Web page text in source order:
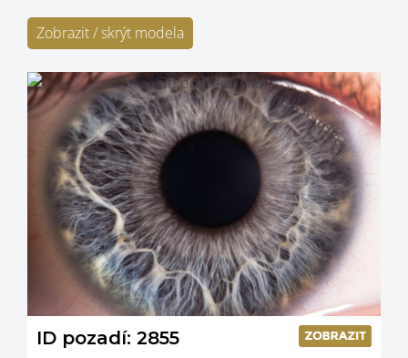
Zobrazit / skrýt modela
ID pozadí: 2855